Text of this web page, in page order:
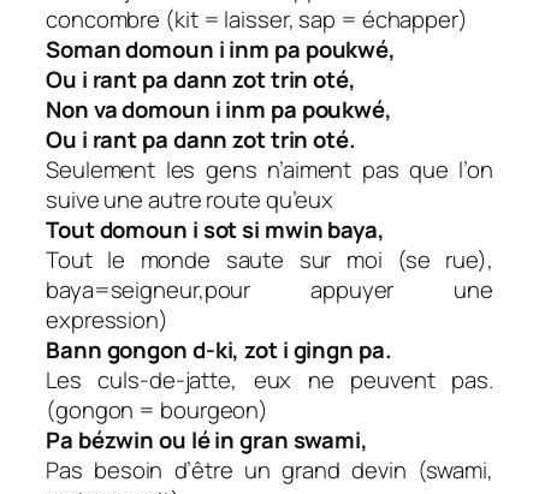
concombre (kit = laisser, sap = échapper)
Soman domoun i inm pa poukwé,
Ou i rant pa dann zot trin oté,
Non va domoun i inm pa poukwé,
Ou i rant pa dann zot trin oté.
Seulement les gens n’aiment pas que l’on
suive une autre route qu’eux
Tout domoun i sot si mwin baya,
Tout le monde saute sur moi (se rue),
baya=seigneur,pour appuyer une
expression)
Bann gongon d-ki, zot i gingn pa.
Les culs-de-jatte, eux ne peuvent pas.
(gongon = bourgeon)
Pa bézwin ou lé in gran swami,
Pas besoin d’être un grand devin (swami,